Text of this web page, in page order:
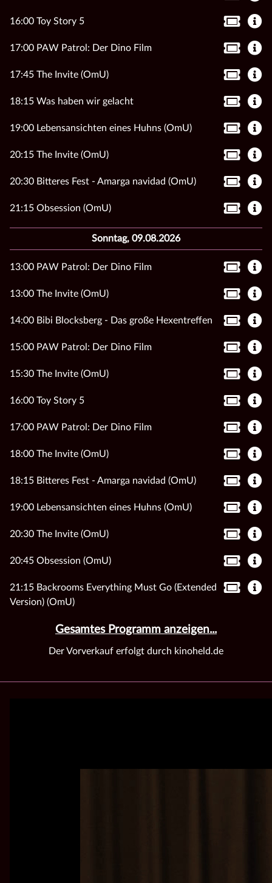
16:00 Toy Story 5
17:00 PAW Patrol: Der Dino Film
17:45 The Invite (OmU)
18:15 Was haben wir gelacht
19:00 Lebensansichten eines Huhns (OmU)
20:15 The Invite (OmU)
20:30 Bitteres Fest - Amarga navidad (OmU)
21:15 Obsession (OmU)
Sonntag, 09.08.2026
13:00 PAW Patrol: Der Dino Film
13:00 The Invite (OmU)
14:00 Bibi Blocksberg - Das große Hexentreffen
15:00 PAW Patrol: Der Dino Film
15:30 The Invite (OmU)
16:00 Toy Story 5
17:00 PAW Patrol: Der Dino Film
18:00 The Invite (OmU)
18:15 Bitteres Fest - Amarga navidad (OmU)
19:00 Lebensansichten eines Huhns (OmU)
20:30 The Invite (OmU)
20:45 Obsession (OmU)
21:15 Backrooms Everything Must Go (Extended
Version) (OmU)
Gesamtes Programm anzeigen...
Der Vorverkauf erfolgt durch kinoheld.de